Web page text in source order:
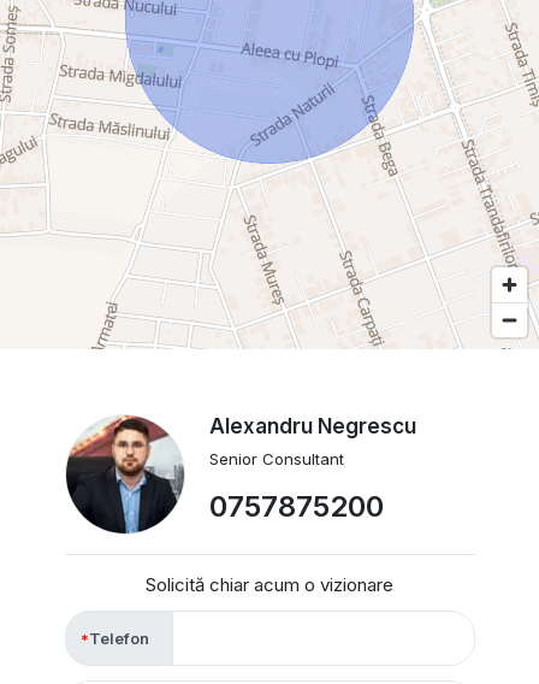
Alexandru Negrescu
Senior Consultant
0757875200
Solicită chiar acum o vizionare
Telefon